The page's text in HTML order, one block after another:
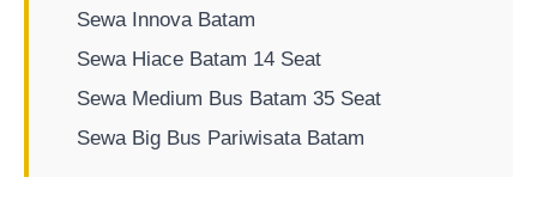
Sewa Innova Batam
Sewa Hiace Batam 14 Seat
Sewa Medium Bus Batam 35 Seat
Sewa Big Bus Pariwisata Batam